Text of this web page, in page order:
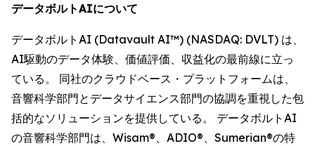
データボルトAIについて
データボルトAI (Datavault AI™) (NASDAQ: DVLT) は、
AI駆動のデータ体験、価値評価、収益化の最前線に立っ
ている。 同社のクラウドベース・プラットフォームは、
音響科学部門とデータサイエンス部門の協調を重視した包
括的なソリューションを提供している。 データボルトAI
の音響科学部門は、Wisam®、ADIO®、Sumerian®の特